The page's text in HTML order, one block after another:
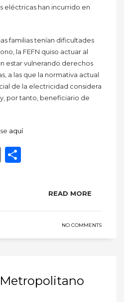
eléctricas han incurrido en
familias tenían dificultades
la FEFN quiso actuar al
estar vulnerando derechos
a las que la normativa actual
de la electricidad considera
por tanto, beneficiario de
aquí
Email
READ MORE
NO COMMENTS